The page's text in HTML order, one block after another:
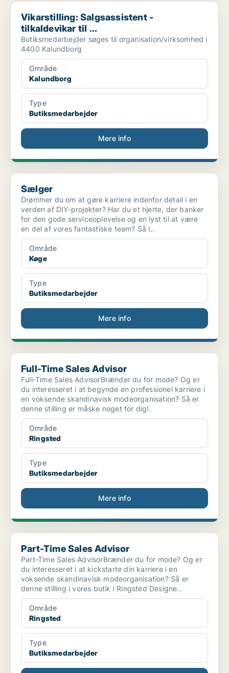
Vikarstilling: Salgsassistent - tilkaldevikar til ...
Vikarstilling: Salgsassistent -
tilkaldevikar til ...
Butiksmedarbejder søges til organisation/virksomhed i
4400 Kalundborg
Område
Kalundborg
Type
Butiksmedarbejder
Mere info
Sælger
Sælger
Drømmer du om at gøre karriere indenfor detail i en
verden af DIY-projekter? Har du et hjerte, der banker
for den gode serviceoplevelse og en lyst til at være
en del af vores fantastiske team? Så l..
Område
Køge
Type
Butiksmedarbejder
Mere info
Full-Time Sales Advisor
Full-Time Sales Advisor
Full-Time Sales AdvisorBrænder du for mode? Og er
du interesseret i at begynde en professionel karriere i
en voksende skandinavisk modeorganisation? Så er
denne stilling er måske noget for dig!.
Område
Ringsted
Type
Butiksmedarbejder
Mere info
Part-Time Sales Advisor
Part-Time Sales Advisor
Part-Time Sales AdvisorBrænder du for mode? Og er
du interesseret i at kickstarte din karriere i en
voksende skandinavisk modeorganisation? Så er
denne stilling i vores butik i Ringsted Designe..
Område
Ringsted
Type
Butiksmedarbejder